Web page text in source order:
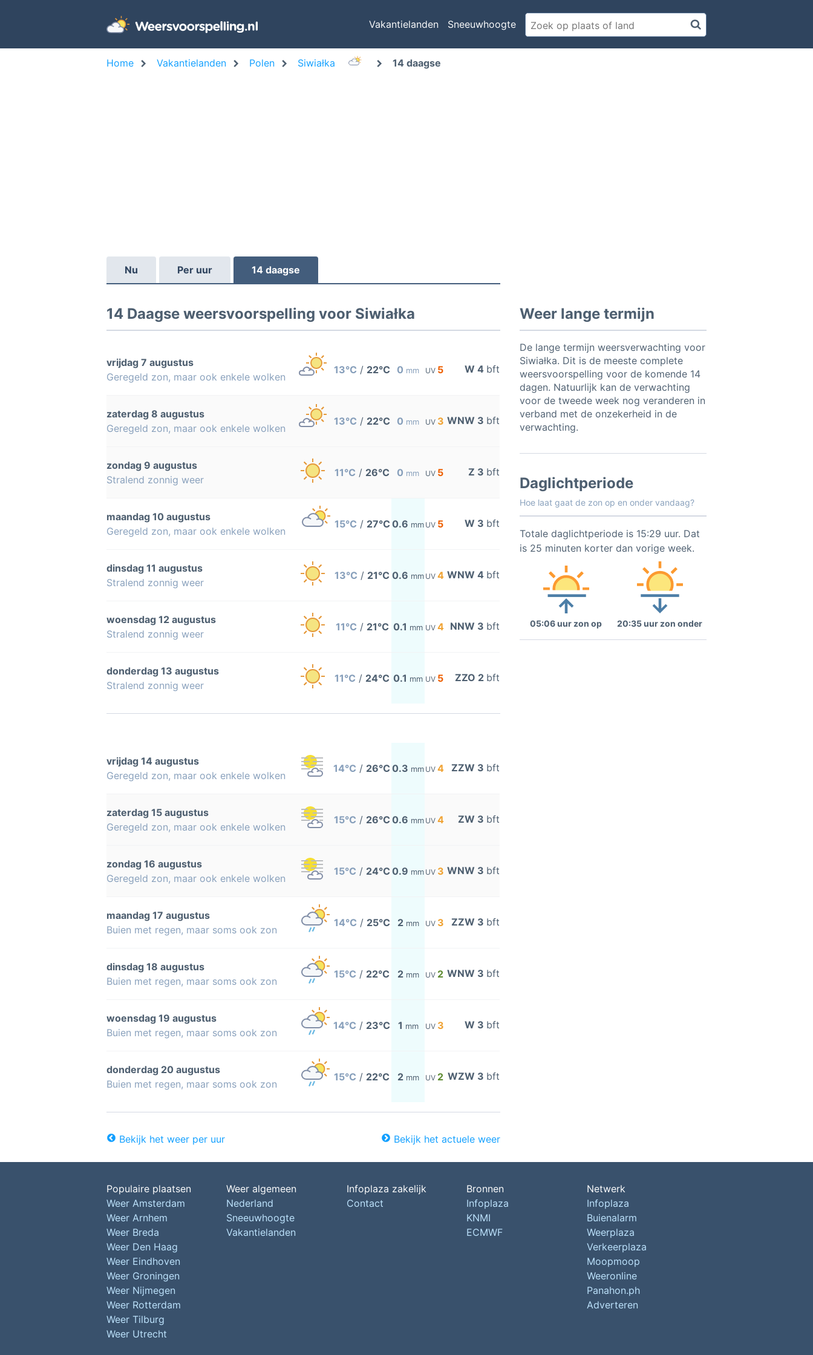
Vakantielanden Sneeuwhoogte
Home Vakantielanden Polen Siwiałka 14 daagse
Nu Per uur 14 daagse
14 Daagse weersvoorspelling voor Siwiałka
vrijdag 7 augustus
Geregeld zon, maar ook enkele wolken
13°C / 22°C 0 mm UV 5 W 4 bft
zaterdag 8 augustus
Geregeld zon, maar ook enkele wolken
13°C / 22°C 0 mm UV 3 WNW 3 bft
zondag 9 augustus
Stralend zonnig weer
11°C / 26°C 0 mm UV 5 Z 3 bft
maandag 10 augustus
Geregeld zon, maar ook enkele wolken
15°C / 27°C 0.6 mm UV 5 W 3 bft
dinsdag 11 augustus
Stralend zonnig weer
13°C / 21°C 0.6 mm UV 4 WNW 4 bft
woensdag 12 augustus
Stralend zonnig weer
11°C / 21°C 0.1 mm UV 4 NNW 3 bft
donderdag 13 augustus
Stralend zonnig weer
11°C / 24°C 0.1 mm UV 5 ZZO 2 bft
vrijdag 14 augustus
Geregeld zon, maar ook enkele wolken
14°C / 26°C 0.3 mm UV 4 ZZW 3 bft
zaterdag 15 augustus
Geregeld zon, maar ook enkele wolken
15°C / 26°C 0.6 mm UV 4 ZW 3 bft
zondag 16 augustus
Geregeld zon, maar ook enkele wolken
15°C / 24°C 0.9 mm UV 3 WNW 3 bft
maandag 17 augustus
Buien met regen, maar soms ook zon
14°C / 25°C 2 mm UV 3 ZZW 3 bft
dinsdag 18 augustus
Buien met regen, maar soms ook zon
15°C / 22°C 2 mm UV 2 WNW 3 bft
woensdag 19 augustus
Buien met regen, maar soms ook zon
14°C / 23°C 1 mm UV 3 W 3 bft
donderdag 20 augustus
Buien met regen, maar soms ook zon
15°C / 22°C 2 mm UV 2 WZW 3 bft
Bekijk het weer per uur Bekijk het actuele weer
Weer lange termijn
De lange termijn weersverwachting voor
Siwiałka. Dit is de meeste complete
weersvoorspelling voor de komende 14
dagen. Natuurlijk kan de verwachting
voor de tweede week nog veranderen in
verband met de onzekerheid in de
verwachting.
Daglichtperiode
Hoe laat gaat de zon op en onder vandaag?
Totale daglichtperiode is 15:29 uur. Dat
is 25 minuten korter dan vorige week.
05:06 uur zon op 20:35 uur zon onder
Populaire plaatsen
Weer Amsterdam
Weer Arnhem
Weer Breda
Weer Den Haag
Weer Eindhoven
Weer Groningen
Weer Nijmegen
Weer Rotterdam
Weer Tilburg
Weer Utrecht
Weer algemeen
Nederland
Sneeuwhoogte
Vakantielanden
Infoplaza zakelijk
Contact
Bronnen
Infoplaza
KNMI
ECMWF
Netwerk
Infoplaza
Buienalarm
Weerplaza
Verkeerplaza
Moopmoop
Weeronline
Panahon.ph
Adverteren